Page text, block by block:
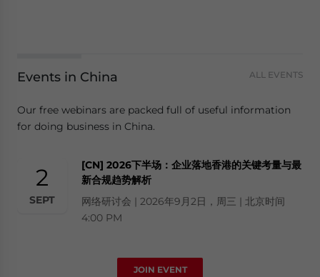
Events in China ALL EVENTS
Our free webinars are packed full of useful information
for doing business in China.
2
SEPT
[CN] 2026下半场：企业落地香港的关键考量与最
新合规趋势解析
网络研讨会 | 2026年9月2日，周三 | 北京时间
4:00 PM
JOIN EVENT